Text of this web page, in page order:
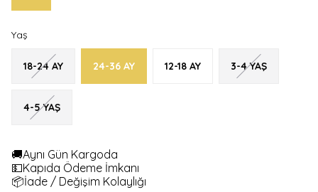
Yaş
18-24 AY 24-36 AY 12-18 AY 3-4 YAŞ
4-5 YAŞ
🚚Aynı Gün Kargoda
💵Kapıda Ödeme İmkanı
📦İade / Değişim Kolaylığı